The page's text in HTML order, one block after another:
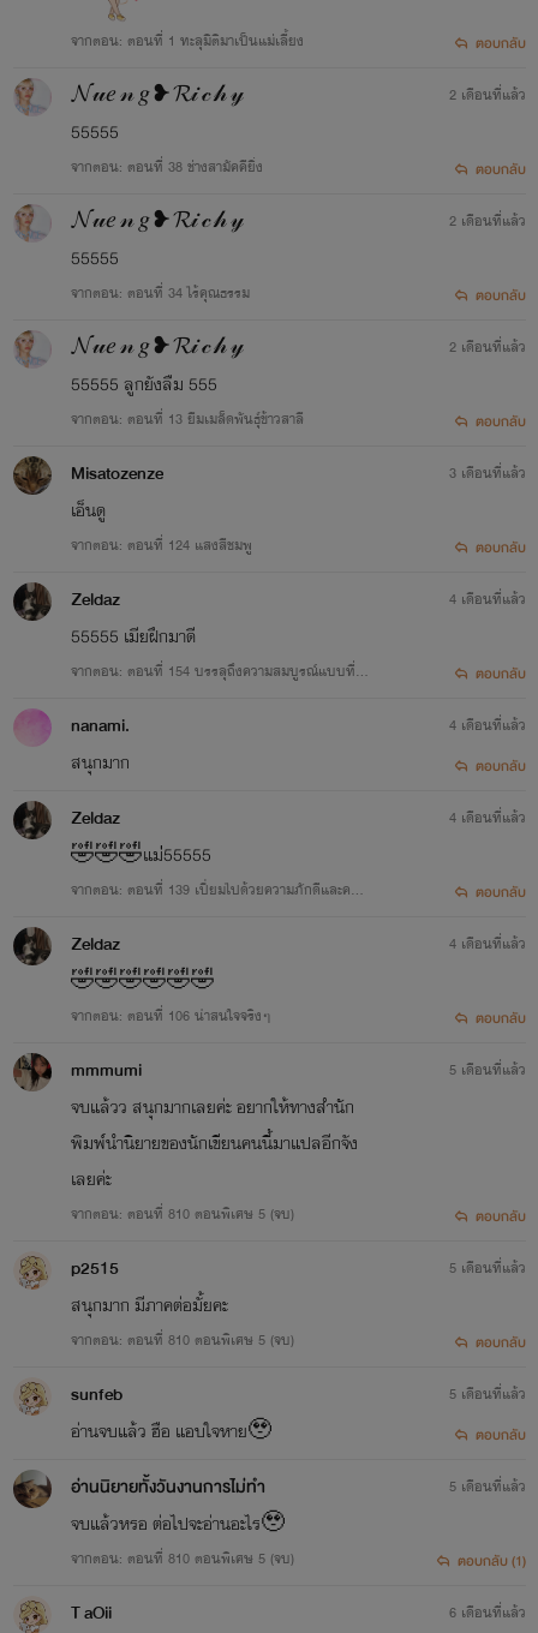
ให้นายท่านได้รับความเพลิดเพลินอย่างถึงที่สุด
เก๋อเก๋อหวังเป็นอย่างยิ่งว่านิยายของเราจะเติมเต็มความปรารถนาของนายท่านทุกๆ คนได้
อย่างพึงพอใจ และเชื่อมั่นว่านายท่านจะสนับสนุนนิยายของเราอย่างถูกลิขสิทธิ์ เพื่อเป็นกำลังใจใน
การคัดสรรนิยายเรื่องอื่นๆ ของเราต่อไปในอนาคต
สามารถเข้ามาแจ้งกับเราได้ในทุกช่องทางการติดต่อ
ท้ายที่สุดนี้เก๋อเก๋อขอขอบพระคุณแรงสนับสนุนของนายท่านทุกคนจากนี้และต่อไปในอนาคต
จากตอน: ตอนที่ 1 ทะลุมิติมาเป็นแม่เลี้ยง ตอบกลับ
𝓝𝓊𝑒 𝓃 𝑔 ❥ 𝓡𝒾 𝒸 𝒽 𝓎
55555
จากตอน: ตอนที่ 38 ช่างสามัคคียิ่ง
2 เดือนที่แล้ว
ตอบกลับ
𝓝𝓊𝑒 𝓃 𝑔 ❥ 𝓡𝒾 𝒸 𝒽 𝓎
55555
จากตอน: ตอนที่ 34 ไร้คุณธรรม
2 เดือนที่แล้ว
ตอบกลับ
𝓝𝓊𝑒 𝓃 𝑔 ❥ 𝓡𝒾 𝒸 𝒽 𝓎
55555 ลูกยังลืม 555
จากตอน: ตอนที่ 13 ยืมเมล็ดพันธุ์ข้าวสาลี
2 เดือนที่แล้ว
ตอบกลับ
Misatozenze
เอ็นดู
จากตอน: ตอนที่ 124 แสงสีชมพู
3 เดือนที่แล้ว
ตอบกลับ
Zeldaz
55555 เมียฝึกมาดี
จากตอน: ตอนที่ 154 บรรลุถึงความสมบูรณ์แบบที่สุ
4 เดือนที่แล้ว
ตอบกลับ
nanami.
สนุกมาก
4 เดือนที่แล้ว
ตอบกลับ
Zeldaz
🤣🤣🤣แม่่่่55555
จากตอน: ตอนที่ 139 เปี่ยมไปด้วยความภักดีและควา
4 เดือนที่แล้ว
ตอบกลับ
Zeldaz
🤣🤣🤣🤣🤣🤣
จากตอน: ตอนที่ 106 น่าสนใจจริงๆ
4 เดือนที่แล้ว
ตอบกลับ
mmmumi
จบแล้วว สนุกมากเลยค่ะ อยากให้ทางสำนัก
พิมพ์นำนิยายของนักเขียนคนนี้มาแปลอีกจัง
เลยค่ะ
จากตอน: ตอนที่ 810 ตอนพิเศษ 5 (จบ)
5 เดือนที่แล้ว
ตอบกลับ
p2515
สนุกมาก มีภาคต่อมั้ยคะ
จากตอน: ตอนที่ 810 ตอนพิเศษ 5 (จบ)
5 เดือนที่แล้ว
ตอบกลับ
sunfeb
อ่านจบแล้ว ฮือ แอบใจหาย🥹
5 เดือนที่แล้ว
ตอบกลับ
อ่านนิยายทั้งวันงานการไม่ทำ
จบแล้วหรอ ต่อไปจะอ่านอะไร🥹
จากตอน: ตอนที่ 810 ตอนพิเศษ 5 (จบ)
5 เดือนที่แล้ว
ตอบกลับ (1)
T aOii 6 เดือนที่แล้ว